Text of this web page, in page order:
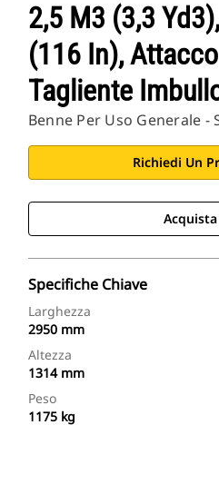
2,5 M3 (3,3
(116 In),
Tagliente
Benne Per Uso Generale -
Richiedi Un
Specifiche Chiave
Larghezza
2950 mm
Altezza
1314 mm
Peso
1175 kg